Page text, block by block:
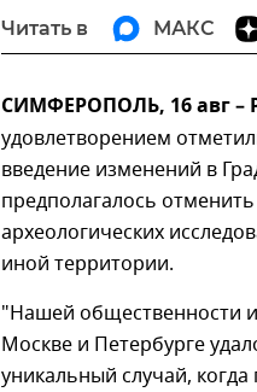
Читать в МАКС
СИМФЕРОПОЛЬ, 16 авг –
удовлетворением
введение изменений в
предполагалось
археологических
иной территории.
"Нашей общественности
Москве и Петербурге
уникальный случай,